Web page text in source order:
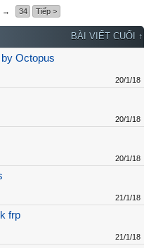
→ 34 Tiếp >
BÀI VIẾT CUỐI ↑
by Octopus
20/1/18
20/1/18
20/1/18
21/1/18
frp
21/1/18